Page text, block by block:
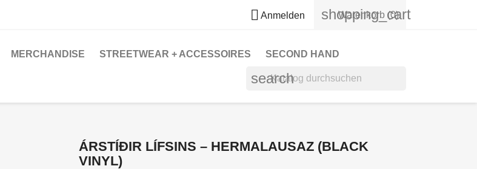
 Anmelden shopping_cart
Warenkorb (0)
MERCHANDISE STREETWEAR + ACCESSOIRES SECOND HAND
search
ÁRSTÍÐIR LÍFSINS – HERMALAUSAZ (BLACK
VINYL)